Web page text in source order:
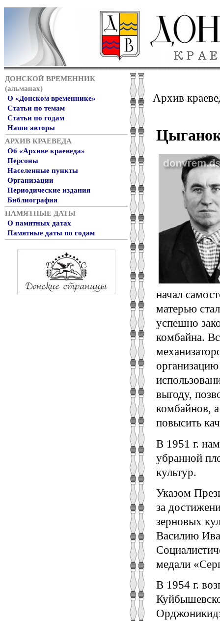
ДОНСКОЙ ВРЕМЕННИК
(альманах)
О «Донском временнике»
Статьи по темам
Статьи по годам
Наши авторы
АРХИВ КРАЕВЕДА
Об «Архиве краеведа»
Персоны
Населенные пункты
Организации
Периодические издания
Библиография
ПАМЯТНЫЕ ДАТЫ
О памятных датах
Памятные даты по годам
Архив
начал
матерью
успешно
комбайна.
выгоду,
комбайнов,
повысить
В 1951 г.
убранной
культур.
Указом
за
зерновых
Василию
медали
В 1954 г.